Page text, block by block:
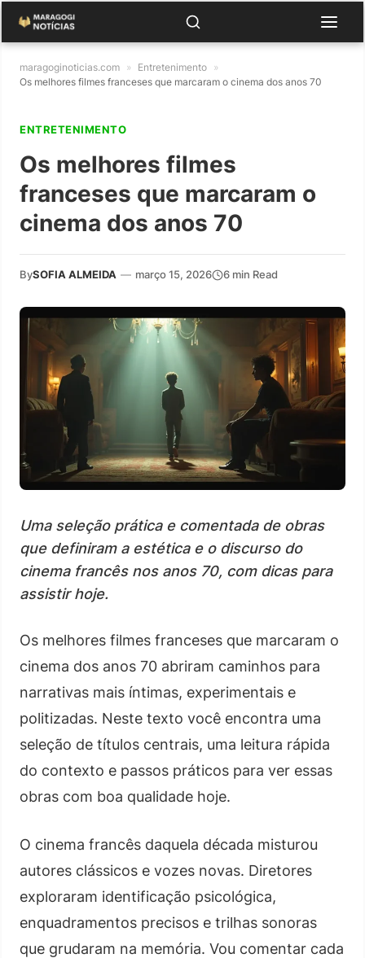
maragoginoticias.com » Entretenimento »
Os melhores filmes franceses que marcaram o cinema dos anos 70
ENTRETENIMENTO
Os melhores filmes
franceses que marcaram o
cinema dos anos 70
BySOFIA ALMEIDA — março 15, 2026 6 min Read
Uma seleção prática e comentada de obras
que definiram a estética e o discurso do
cinema francês nos anos 70, com dicas para
assistir hoje.
Os melhores filmes franceses que marcaram o
cinema dos anos 70 abriram caminhos para
narrativas mais íntimas, experimentais e
politizadas. Neste texto você encontra uma
seleção de títulos centrais, uma leitura rápida
do contexto e passos práticos para ver essas
obras com boa qualidade hoje.
O cinema francês daquela década misturou
autores clássicos e vozes novas. Diretores
exploraram identificação psicológica,
enquadramentos precisos e trilhas sonoras
que grudaram na memória. Vou comentar cada